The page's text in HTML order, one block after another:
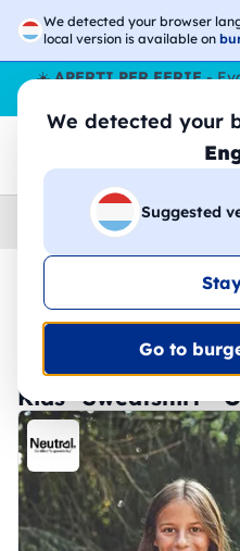
We detected your browser
local version is available on
We detected your
Suggested
Go to
☀️APERTI PER FERIE-
Magliette ›
🔥 -30% Stampa
Kids´ Sweatshirt -